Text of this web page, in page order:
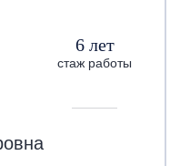
6 лет
стаж работы